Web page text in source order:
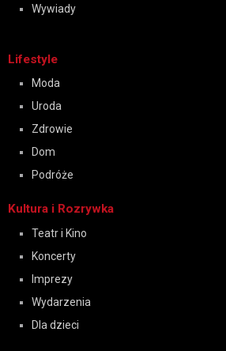
Wywiady
Lifestyle
Moda
Uroda
Zdrowie
Dom
Podróże
Kultura i Rozrywka
Teatr i Kino
Koncerty
Imprezy
Wydarzenia
Dla dzieci